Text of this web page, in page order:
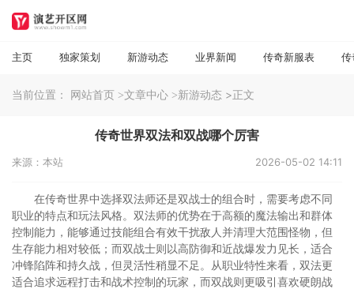
主页 独家策划 新游动态 业界新闻 传奇新服表 传
当前位置： 网站首页 >文章中心 >新游动态 >正文
传奇世界双法和双战哪个厉害
来源：本站 2026-05-02 14:11
在传奇世界中选择双法师还是双战士的组合时，需要考虑不同
职业的特点和玩法风格。双法师的优势在于高额的魔法输出和群体
控制能力，能够通过技能组合有效干扰敌人并清理大范围怪物，但
生存能力相对较低；而双战士则以高防御和近战爆发力见长，适合
冲锋陷阵和持久战，但灵活性稍显不足。从职业特性来看，双法更
适合追求远程打击和战术控制的玩家，而双战则更吸引喜欢硬朗战